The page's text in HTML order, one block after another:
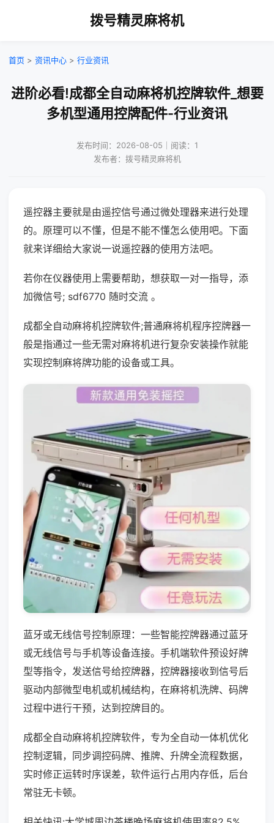
拨号精灵麻将机
首页 > 资讯中心 > 行业资讯
进阶必看!成都全自动麻将机控牌软件_想要
多机型通用控牌配件-行业资讯
发布时间：2026-08-05｜阅读：1
发布者：拨号精灵麻将机
遥控器主要就是由遥控信号通过微处理器来进行处理
的。原理可以不懂，但是不能不懂怎么使用吧。下面
就来详细给大家说一说遥控器的使用方法吧。
若你在仪器使用上需要帮助，想获取一对一指导，添
加微信号; sdf6770 随时交流 。
成都全自动麻将机控牌软件;普通麻将机程序控牌器一
般是指通过一些无需对麻将机进行复杂安装操作就能
实现控制麻将牌功能的设备或工具。
蓝牙或无线信号控制原理：一些智能控牌器通过蓝牙
或无线信号与手机等设备连接。手机端软件预设好牌
型等指令，发送信号给控牌器，控牌器接收到信号后
驱动内部微型电机或机械结构，在麻将机洗牌、码牌
过程中进行干预，达到控牌目的。
成都全自动麻将机控牌软件，专为全自动一体机优化
控制逻辑，同步调控码牌、推牌、升牌全流程数据，
实时修正运转时序误差，软件运行占用内存低，后台
常驻无卡顿。